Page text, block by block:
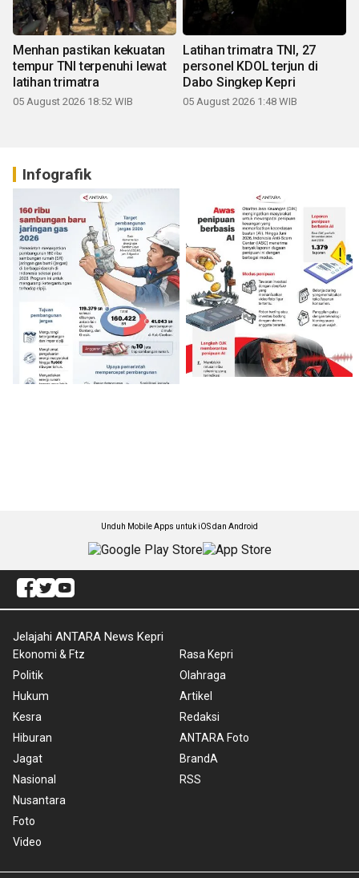
Menhan pastikan kekuatan
tempur TNI terpenuhi lewat
latihan trimatra
05 August 2026 18:52 WIB
Latihan trimatra TNI, 27
personel KDOL terjun di
Dabo Singkep Kepri
05 August 2026 1:48 WIB
Infografik
Unduh Mobile Apps untuk iOS dan Android
Jelajahi ANTARA News Kepri
Ekonomi & Ftz
Politik
Hukum
Kesra
Hiburan
Jagat
Nasional
Nusantara
Foto
Video
Rasa Kepri
Olahraga
Artikel
Redaksi
ANTARA Foto
BrandA
RSS